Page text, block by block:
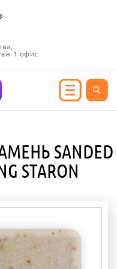
1 офис
SANDED
STARON